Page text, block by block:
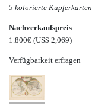
5 kolorierte Kupferkarten
Nachverkaufspreis
1.800€ (US$ 2,069)
Verfügbarkeit erfragen